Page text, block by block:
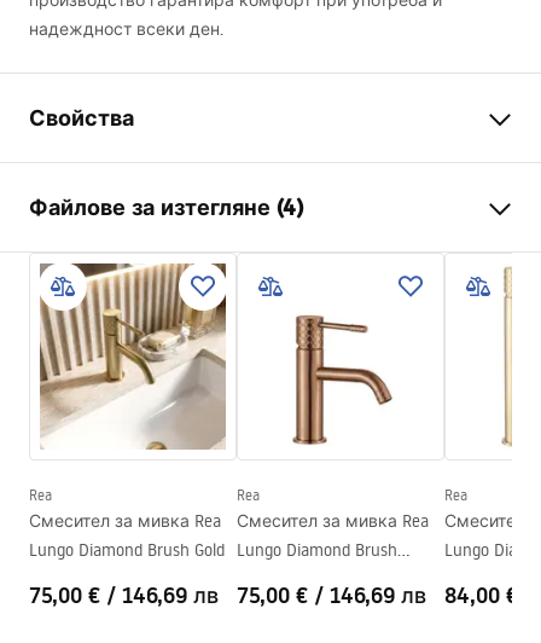
надеждност всеки ден.
Свойства
Начин на монтаж
Стенна
Цвят
Матирана мед
Вид на чучура
Фиксирана
Материал
Месинг
Височина
mm
Технология
Диаметър на връзката
1/2 цола
Гаранция
Файлове за изтегляне (4)
Инструкции за инсталиране
Faucet.pdf
Warunki bezpieczeństwa
Гаранционни условия
Rea
Смесител за мивка Rea
Lungo Diamond Brush Gold
75,00 € / 146,69 лв
Rea
Смесител за мивка Rea
Lungo Diamond Brush
75,00 € / 146,69 лв
Rea
Смесител
Lungo
84,00 €